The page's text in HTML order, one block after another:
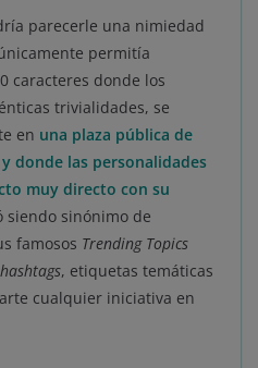
parecerle una nimiedad
permitía
caracteres donde los
trivialidades, se
en una plaza pública de
donde las personalidades
muy directo con su
siendo sinónimo de
famosos Trending Topics
hashtags, etiquetas temáticas
cualquier iniciativa en